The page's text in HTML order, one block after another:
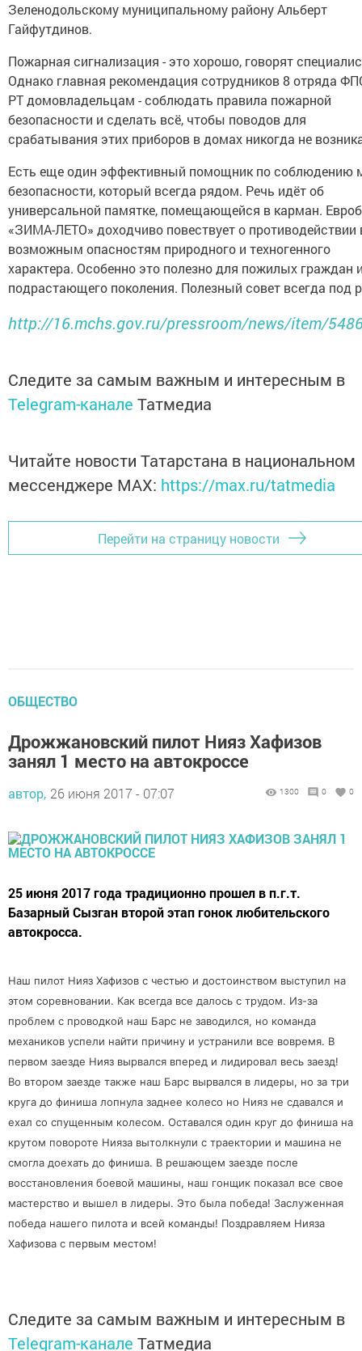
Зеленодольскому муниципальному району Альберт
Гайфутдинов.
Пожарная сигнализация - это хорошо, говорят
Однако главная рекомендация сотрудников 8 отряда
РТ домовладельцам - соблюдать правила пожарной
безопасности и сделать всё, чтобы поводов для
срабатывания этих приборов в домах никогда не
Есть еще один эффективный помощник по соблюдению
безопасности, который всегда рядом. Речь идёт об
универсальной памятке, помещающейся в карман.
«ЗИМА-ЛЕТО» доходчиво повествует о противодействии
возможным опасностям природного и техногенного
характера. Особенно это полезно для пожилых граждан
подрастающего поколения. Полезный совет всегда под
http://16.mchs.gov.ru/pressroom/news/item/
Следите за самым важным и интересным в
Telegram-канале Татмедиа
Читайте новости Татарстана в национальном
мессенджере MАХ: https://max.ru/tatmedia
Перейти на страницу новости
ОБЩЕСТВО
Дрожжановский пилот Нияз Хафизов
занял 1 место на автокроссе
автор, 26 июня 2017 - 07:07 1300 0 0
25 июня 2017 года традиционно прошел в п.г.т.
Базарный Сызган второй этап гонок любительского
автокросса.
Наш пилот Нияз Хафизов с честью и достоинством выступил на
этом соревновании. Как всегда все далось с трудом. Из-за
проблем с проводкой наш Барс не заводился, но команда
механиков успели найти причину и устранили все вовремя. В
первом заезде Нияз вырвался вперед и лидировал весь заезд!
Во втором заезде также наш Барс вырвался в лидеры, но за три
круга до финиша лопнула заднее колесо но Нияз не сдавался и
ехал со спущенным колесом. Оставался один круг до финиша на
крутом повороте Нияза вытолкнули с траектории и машина не
смогла доехать до финиша. В решающем заезде после
восстановления боевой машины, наш гонщик показал все свое
мастерство и вышел в лидеры. Это была победа! Заслуженная
победа нашего пилота и всей команды! Поздравляем Нияза
Хафизова с первым местом!
Следите за самым важным и интересным в
Telegram-канале Татмедиа